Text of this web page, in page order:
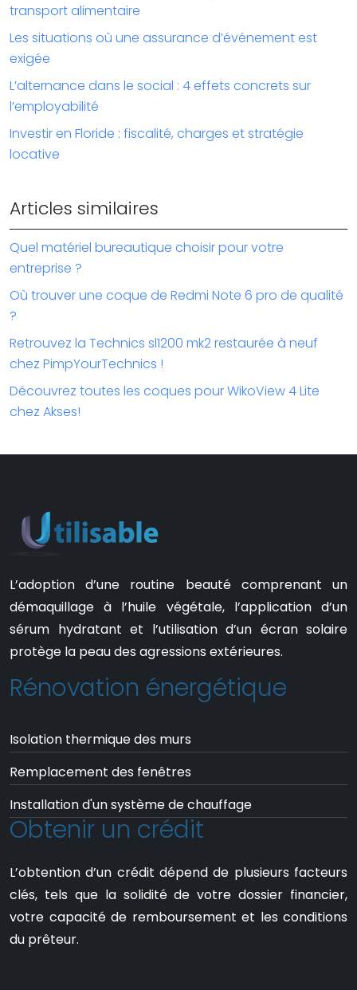
transport alimentaire
Les situations où une assurance d’événement est
exigée
L’alternance dans le social : 4 effets concrets sur
l’employabilité
Investir en Floride : fiscalité, charges et stratégie
locative
Articles similaires
Quel matériel bureautique choisir pour votre
entreprise ?
Où trouver une coque de Redmi Note 6 pro de qualité
?
Retrouvez la Technics sl1200 mk2 restaurée à neuf
chez PimpYourTechnics !
Découvrez toutes les coques pour WikoView 4 Lite
chez Akses!
L’adoption d’une routine beauté comprenant un
démaquillage à l’huile végétale, l’application d’un
sérum hydratant et l’utilisation d’un écran solaire
protège la peau des agressions extérieures.
Rénovation énergétique
Isolation thermique des murs
Remplacement des fenêtres
Installation d'un système de chauffage
Obtenir un crédit
L’obtention d’un crédit dépend de plusieurs facteurs
clés, tels que la solidité de votre dossier financier,
votre capacité de remboursement et les conditions
du prêteur.